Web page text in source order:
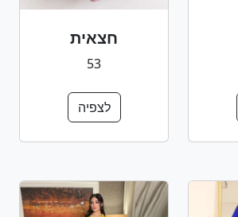
חצאית
53
לצפיה